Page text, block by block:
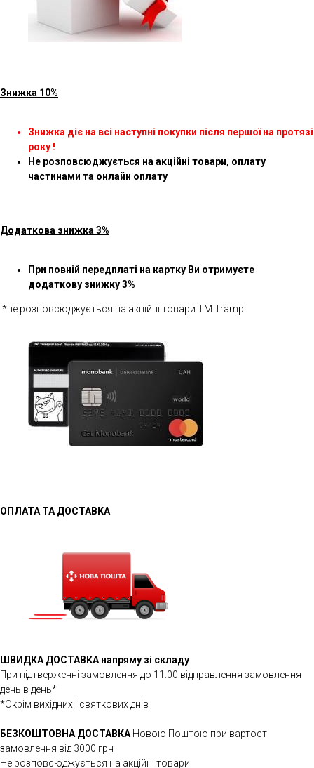
Знижка 10%
Знижка діє на всі наступні покупки після першої на протязі
року !
Не розповсюджується на акційні товари, оплату
частинами та онлайн оплату
Додаткова знижка 3%
При повній передплаті на картку Ви отримуєте
додаткову знижку 3%
*не розповсюджується на акційні товари ТМ Tramp
ОПЛАТА ТА ДОСТАВКА
ШВИДКА ДОСТАВКА напряму зі складу
При підтверженні замовлення до 11:00 відправлення замовлення
день в день*
*Окрім вихідних і святкових днів
БЕЗКОШТОВНА ДОСТАВКАНовою Поштою при вартості
замовлення від 3000 грн
Не розповсюджується на акційні товари